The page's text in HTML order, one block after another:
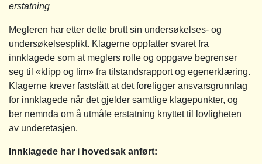
erstatning
Megleren har etter dette brutt sin undersøkelses- og
undersøkelsesplikt. Klagerne oppfatter svaret fra
innklagede som at meglers rolle og oppgave begrenser
seg til «klipp og lim» fra tilstandsrapport og egenerklæring.
Klagerne krever fastslått at det foreligger ansvarsgrunnlag
for innklagede når det gjelder samtlige klagepunkter, og
ber nemnda om å utmåle erstatning knyttet til lovligheten
av underetasjen.
Innklagede har i hovedsak anført: